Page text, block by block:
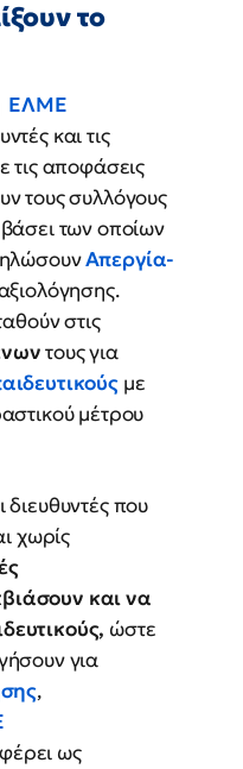
το
ΕΛΜΕ
και τις
τις αποφάσεις
τους συλλόγους
των οποίων
Απεργία-
στις
τους για
με
μέτρου
που
χωρίς
και να
ώστε
για
,
ως